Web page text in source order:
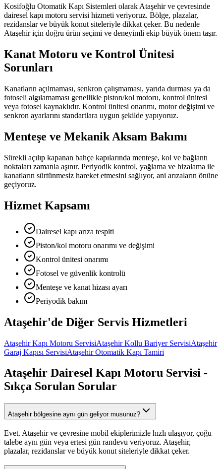
Kosifoğlu Otomatik Kapı Sistemleri olarak Ataşehirve çevresinde
dairesel kapı motoru servisi hizmeti veriyoruz. Bölge, plazalar,
rezidanslar ve büyük konut siteleriyle dikkat çeker. Bu nedenle
Ataşehiriçin doğru ürün seçimi ve deneyimli ekip büyük önem taşır.
Kanat Motoru ve Kontrol Ünitesi
Sorunları
Kanatların açılmaması, senkron çalışmaması, yarıda durması ya da
fotoseli algılamaması genellikle piston/kol motoru, kontrol ünitesi
veya fotosel kaynaklıdır. Kontrol ünitesi onarımı, motor değişimi ve
senkron ayarlarını standartlara uygun şekilde yapıyoruz.
Menteşe ve Mekanik Aksam Bakımı
Sürekli açılıp kapanan bahçe kapılarında menteşe, kol ve bağlantı
noktaları zamanla aşınır. Periyodik kontrol, yağlama ve hizalama ile
kanatların sürtünmesiz hareket etmesini sağlıyor, ani arızaların önüne
geçiyoruz.
Hizmet Kapsamı
Dairesel kapı arıza tespiti
Piston/kol motoru onarımı ve değişimi
Kontrol ünitesi onarımı
Fotosel ve güvenlik kontrolü
Menteşe ve kanat hizası ayarı
Periyodik bakım
Ataşehir'de Diğer Servis Hizmetleri
Ataşehir Kapı Motoru ServisiAtaşehir Kollu Bariyer ServisiAtaşehir
Garaj Kapısı ServisiAtaşehir Otomatik Kapı Tamiri
Ataşehir Dairesel Kapı Motoru Servisi -
Sıkça Sorulan Sorular
Ataşehir bölgesine aynı gün geliyor musunuz?
Evet. Ataşehir ve çevresine mobil ekiplerimizle hızlı ulaşıyor, çoğu
talebe aynı gün veya ertesi gün randevu veriyoruz. Ataşehir,
plazalar, rezidanslar ve büyük konut siteleriyle dikkat çeker.